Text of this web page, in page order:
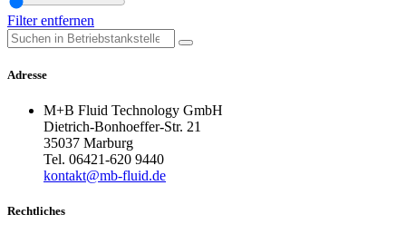
Filter entfernen
Adresse
M+B Fluid Technology GmbH
Dietrich-Bonhoeffer-Str. 21
35037 Marburg
Tel. 06421-620 9440
kontakt@mb-fluid.de
Rechtliches